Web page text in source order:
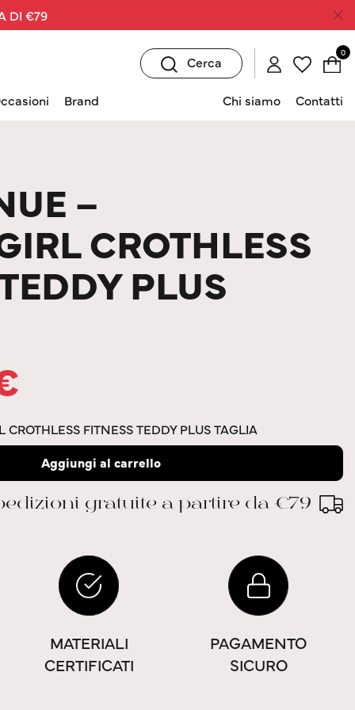
DI €79
Cerca
0
Brand Chi siamo Contatti
–
CROTHLESS
PLUS
FITNESS TEDDY PLUS TAGLIA
Aggiungi al carrello
gratuite a partire da €79
MATERIALI
CERTIFICATI
PAGAMENTO
SICURO